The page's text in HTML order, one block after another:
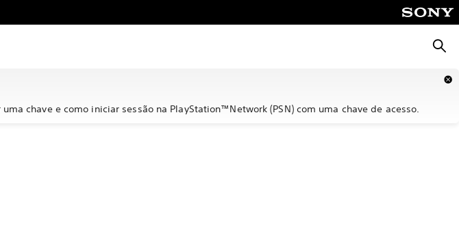
chave e como iniciar sessão na PlayStation™Network (PSN) com uma chave de acesso.